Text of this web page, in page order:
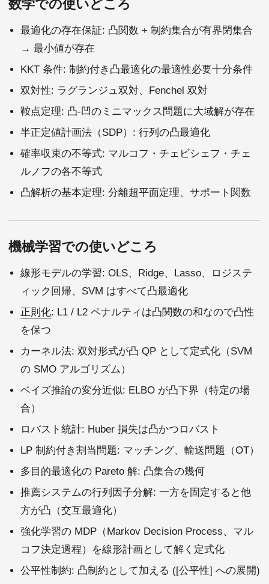
数学での使いどころ
最適化の存在保証: 凸関数 + 制約集合が有界閉集合
→ 最小値が存在
KKT 条件: 制約付き凸最適化の最適性必要十分条件
双対性: ラグランジュ双対、Fenchel 双対
鞍点定理: 凸-凹のミニマックス問題に大域解が存在
半正定値計画法（SDP）: 行列の凸最適化
確率収束の不等式: マルコフ・チェビシェフ・チェ
ルノフの各不等式
凸解析の基本定理: 分離超平面定理、サポート関数
機械学習での使いどころ
線形モデルの学習: OLS、Ridge、Lasso、ロジステ
ィック回帰、SVM はすべて凸最適化
正則化: L1 / L2 ペナルティは凸関数の和なので凸性
を保つ
カーネル法: 双対形式が凸 QP として定式化（SVM
の SMO アルゴリズム）
ベイズ推論の変分近似: ELBO が凸下界（特定の場
合）
ロバスト統計: Huber 損失は凸かつロバスト
LP 制約付き割当問題: マッチング、輸送問題（OT）
多目的最適化の Pareto 解: 凸集合の幾何
推薦システムの行列因子分解: 一方を固定すると他
方が凸（交互最適化）
強化学習の MDP（Markov Decision Process、マル
コフ決定過程）を線形計画として解く定式化
公平性制約: 凸制約として加える ([公平性] への展開)